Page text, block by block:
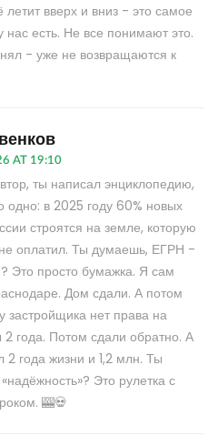
летит вверх и вниз - это самое
нас есть. Не все понимают это.
- уже не возвращаются к
AT 19:10
ты написал энциклопедию,
одно: в 2025 году 60% новых
строятся на земле, которую
оплатил. Ты думаешь, ЕГРН -
Это просто бумажка. Я сам
Дом сдали. А потом
застройщика нет права на
года. Потом сдали обратно. А
2 года жизни и 1,2 млн. Ты
Это рулетка с
🎰💀